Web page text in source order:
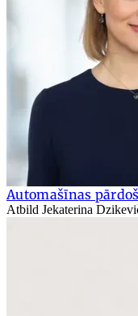
Automašīnas
Atbild Jekaterina